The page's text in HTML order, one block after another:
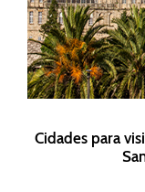
Cidades para